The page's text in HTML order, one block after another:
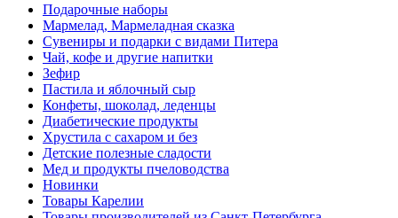
Подарочные наборы
Мармелад, Мармеладная сказка
Сувениры и подарки с видами Питера
Чай, кофе и другие напитки
Зефир
Пастила и яблочный сыр
Конфеты, шоколад, леденцы
Диабетические продукты
Хрустила с сахаром и без
Детские полезные сладости
Мед и продукты пчеловодства
Новинки
Товары Карелии